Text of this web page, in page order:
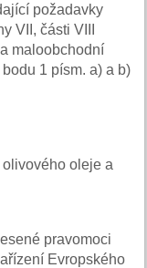
požadavky
VII, části VIII
maloobchodní
1 písm. a) a b)
oleje a
pravomoci
Evropského